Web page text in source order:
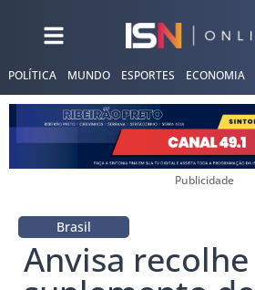
POLÍTICA MUNDO ESPORTES ECONOMIA
Publicidade
Brasil
Anvisa recolhe